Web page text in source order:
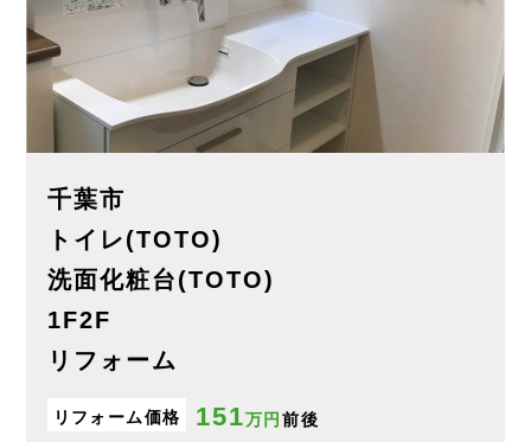
千葉市
トイレ(TOTO)
洗面化粧台(TOTO)
1F2F
リフォーム
リフォーム価格 151万円 前後